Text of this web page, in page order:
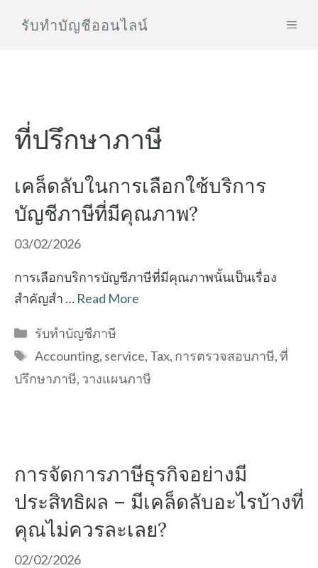
รับทําบัญชีออนไลน์
ที่ปรึกษาภาษี
เคล็ดลับในการเลือกใช้บริการ
บัญชีภาษีที่มีคุณภาพ?
03/02/2026
การเลือกบริการบัญชีภาษีที่มีคุณภาพนั้นเป็นเรื่อง
สำคัญสำ … Read More
Categories
รับทำบัญชีภาษี
Tags
Accounting, service, Tax, การตรวจสอบภาษี,ที่
ปรึกษาภาษี, วางแผนภาษี
การจัดการภาษีธุรกิจอย่างมี
ประสิทธิผล – มีเคล็ดลับอะไรบ้างที่
คุณไม่ควรละเลย?
02/02/2026